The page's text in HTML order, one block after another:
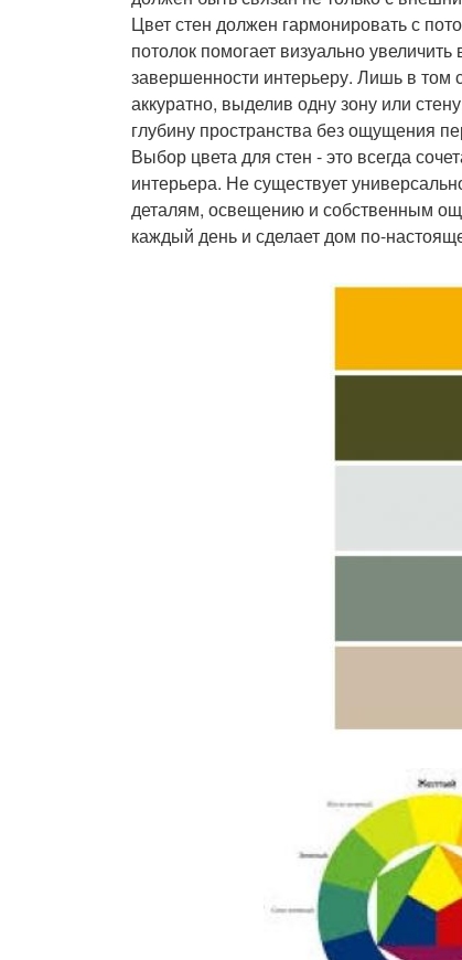
Цвет стен должен гармонировать с
потолок помогает визуально
завершенности интерьеру. Лишь в том
аккуратно, выделив одну зону или
глубину пространства без ощущения
Выбор цвета для стен - это всегда
интерьера. Не существует
деталям, освещению и собственным
каждый день и сделает дом по-